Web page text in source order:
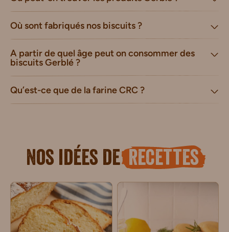
Où sont fabriqués nos biscuits ?
A partir de quel âge peut on consommer des
biscuits Gerblé ?
Qu’est-ce que de la farine CRC ?
Nos idées de recettes